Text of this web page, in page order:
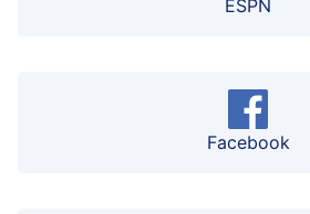
ESPN
Facebook